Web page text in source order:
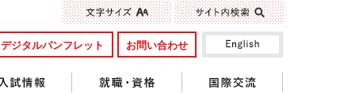
デジタルパンフレット お問い合わせ